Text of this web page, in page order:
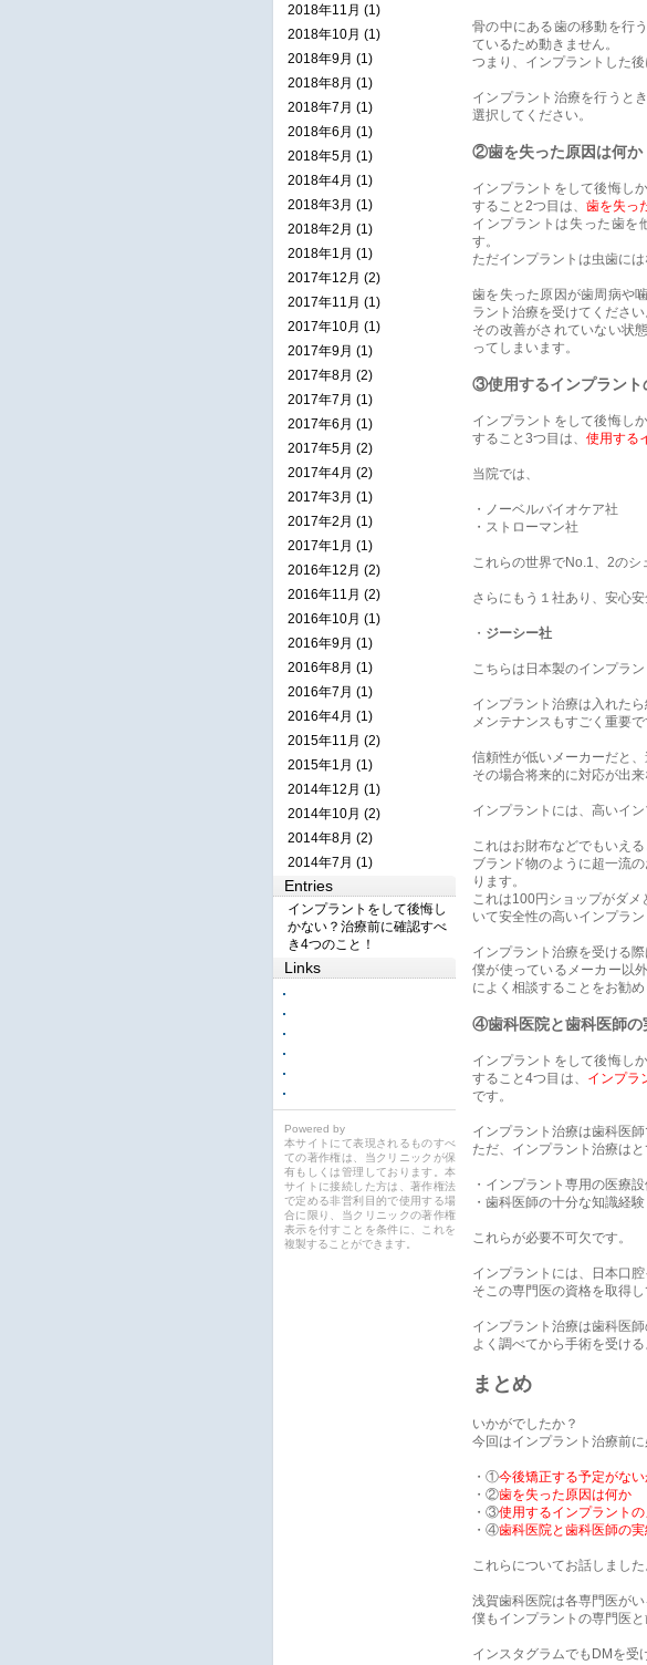
骨の中にある歯の移動を行
ているため動きません。
つまり、インプラントした
インプラント治療を行うと
選択してください。
②歯を失った原因は何か
インプラントをして後悔し
すること2つ目は、 歯を失っ
インプラントは失った歯を
す。
ただインプラントは虫歯に
歯を失った原因が歯周病や
ラント治療を受けてください
その改善がされていない状
ってしまいます。
③使用するインプラント
インプラントをして後悔し
すること3つ目は、 使用する
当院では、
・ノーベルバイオケア社
・ストローマン社
これらの世界でNo.1、2のシ
さらにもう１社あり、安心安
・ ジーシー社
こちらは日本製のインプラン
インプラント治療は入れた
メンテナンスもすごく重要で
信頼性が低いメーカーだと
その場合将来的に対応が出来
インプラントには、高いイ
これはお財布などでもいえる
ブランド物のように超一流
ります。
これは100円ショップがダ
いて安全性の高いインプラ
インプラント治療を受ける
僕が使っているメーカー以
によく相談することをお勧め
④歯科医院と歯科医師の
インプラントをして後悔し
すること4つ目は、 インプラ
です。
インプラント治療は歯科医
ただ、インプラント治療は
・インプラント専用の医療
・歯科医師の十分な知識経験
これらが必要不可欠です。
インプラントには、日本口
そこの専門医の資格を取得
インプラント治療は歯科医
よく調べてから手術を受ける
まとめ
いかがでしたか？
今回はインプラント治療前に
・①今後矯正する予定がな
・②歯を失った原因は何か
・③使用するインプラント
・④歯科医院と歯科医師の
これらについてお話しました
浅賀歯科医院は各専門医が
僕もインプラントの専門医
インスタグラムでもDMを受
2018年11月 (1)
2018年10月 (1)
2018年9月 (1)
2018年8月 (1)
2018年7月 (1)
2018年6月 (1)
2018年5月 (1)
2018年4月 (1)
2018年3月 (1)
2018年2月 (1)
2018年1月 (1)
2017年12月 (2)
2017年11月 (1)
2017年10月 (1)
2017年9月 (1)
2017年8月 (2)
2017年7月 (1)
2017年6月 (1)
2017年5月 (2)
2017年4月 (2)
2017年3月 (1)
2017年2月 (1)
2017年1月 (1)
2016年12月 (2)
2016年11月 (2)
2016年10月 (1)
2016年9月 (1)
2016年8月 (1)
2016年7月 (1)
2016年4月 (1)
2015年11月 (2)
2015年1月 (1)
2014年12月 (1)
2014年10月 (2)
2014年8月 (2)
2014年7月 (1)
Entries
インプラントをして後悔し
かない？治療前に確認すべ
き4つのこと！
Links
Powered by
本サイトにて表現されるものすべ
ての著作権は、当クリニックが保
有もしくは管理しております。本
サイトに接続した方は、著作権法
で定める非営利目的で使用する場
合に限り、当クリニックの著作権
表示を付すことを条件に、これを
複製することができます。